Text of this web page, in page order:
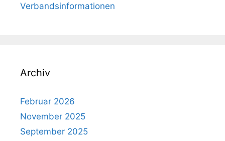
Verbandsinformationen
Archiv
Februar 2026
November 2025
September 2025